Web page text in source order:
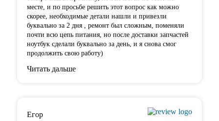
месте, и по просьбе решить этот вопрос как можно
скорее, необходимые детали нашли и привезли
буквально за 2 дня , ремонт был сложным, поменяли
почти всю цепь питания, но после доставки запчастей
ноутбук сделали буквально за день, и я снова смог
продолжить свою работу)
Читать дальше
Егор